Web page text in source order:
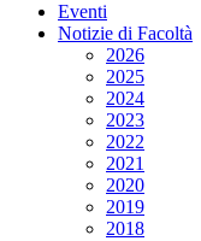
Eventi
Notizie di Facoltà
2026
2025
2024
2023
2022
2021
2020
2019
2018